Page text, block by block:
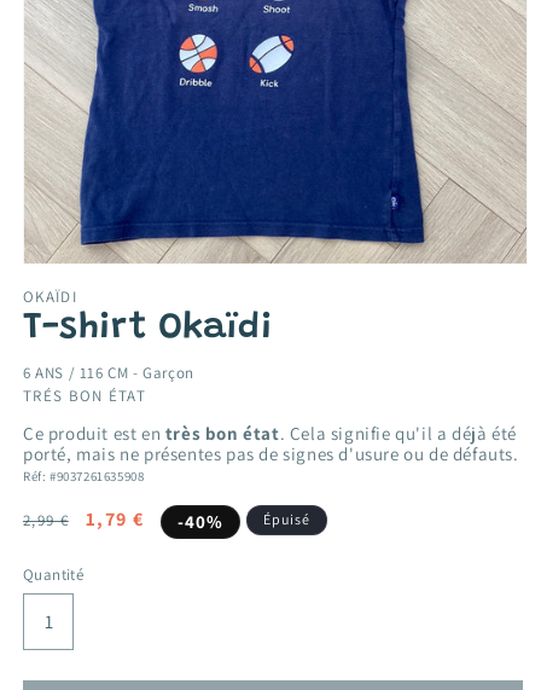
le
média
dans
fenêtre
modale
OKAÏDI
T-shirt Okaïdi
6 ANS / 116 CM -Garçon
TRÉS BON ÉTAT
Ce produit est en très bon état. Cela signifie qu'il a déjà été
porté, mais ne présentes pas de signes d'usure ou de défauts.
Réf: #9037261635908
Prix
2,99 €
Prix
1,79 € -40% Épuisé
Quantité